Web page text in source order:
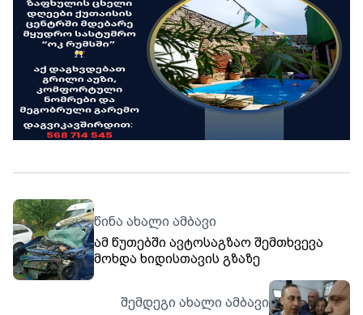
წინა ახალი ამბავი
ამ წუთებში ავტოსაგზაო შემთხვევა
მოხდა ხიდისთავის გზაზე
შემდეგი ახალი ამბავი